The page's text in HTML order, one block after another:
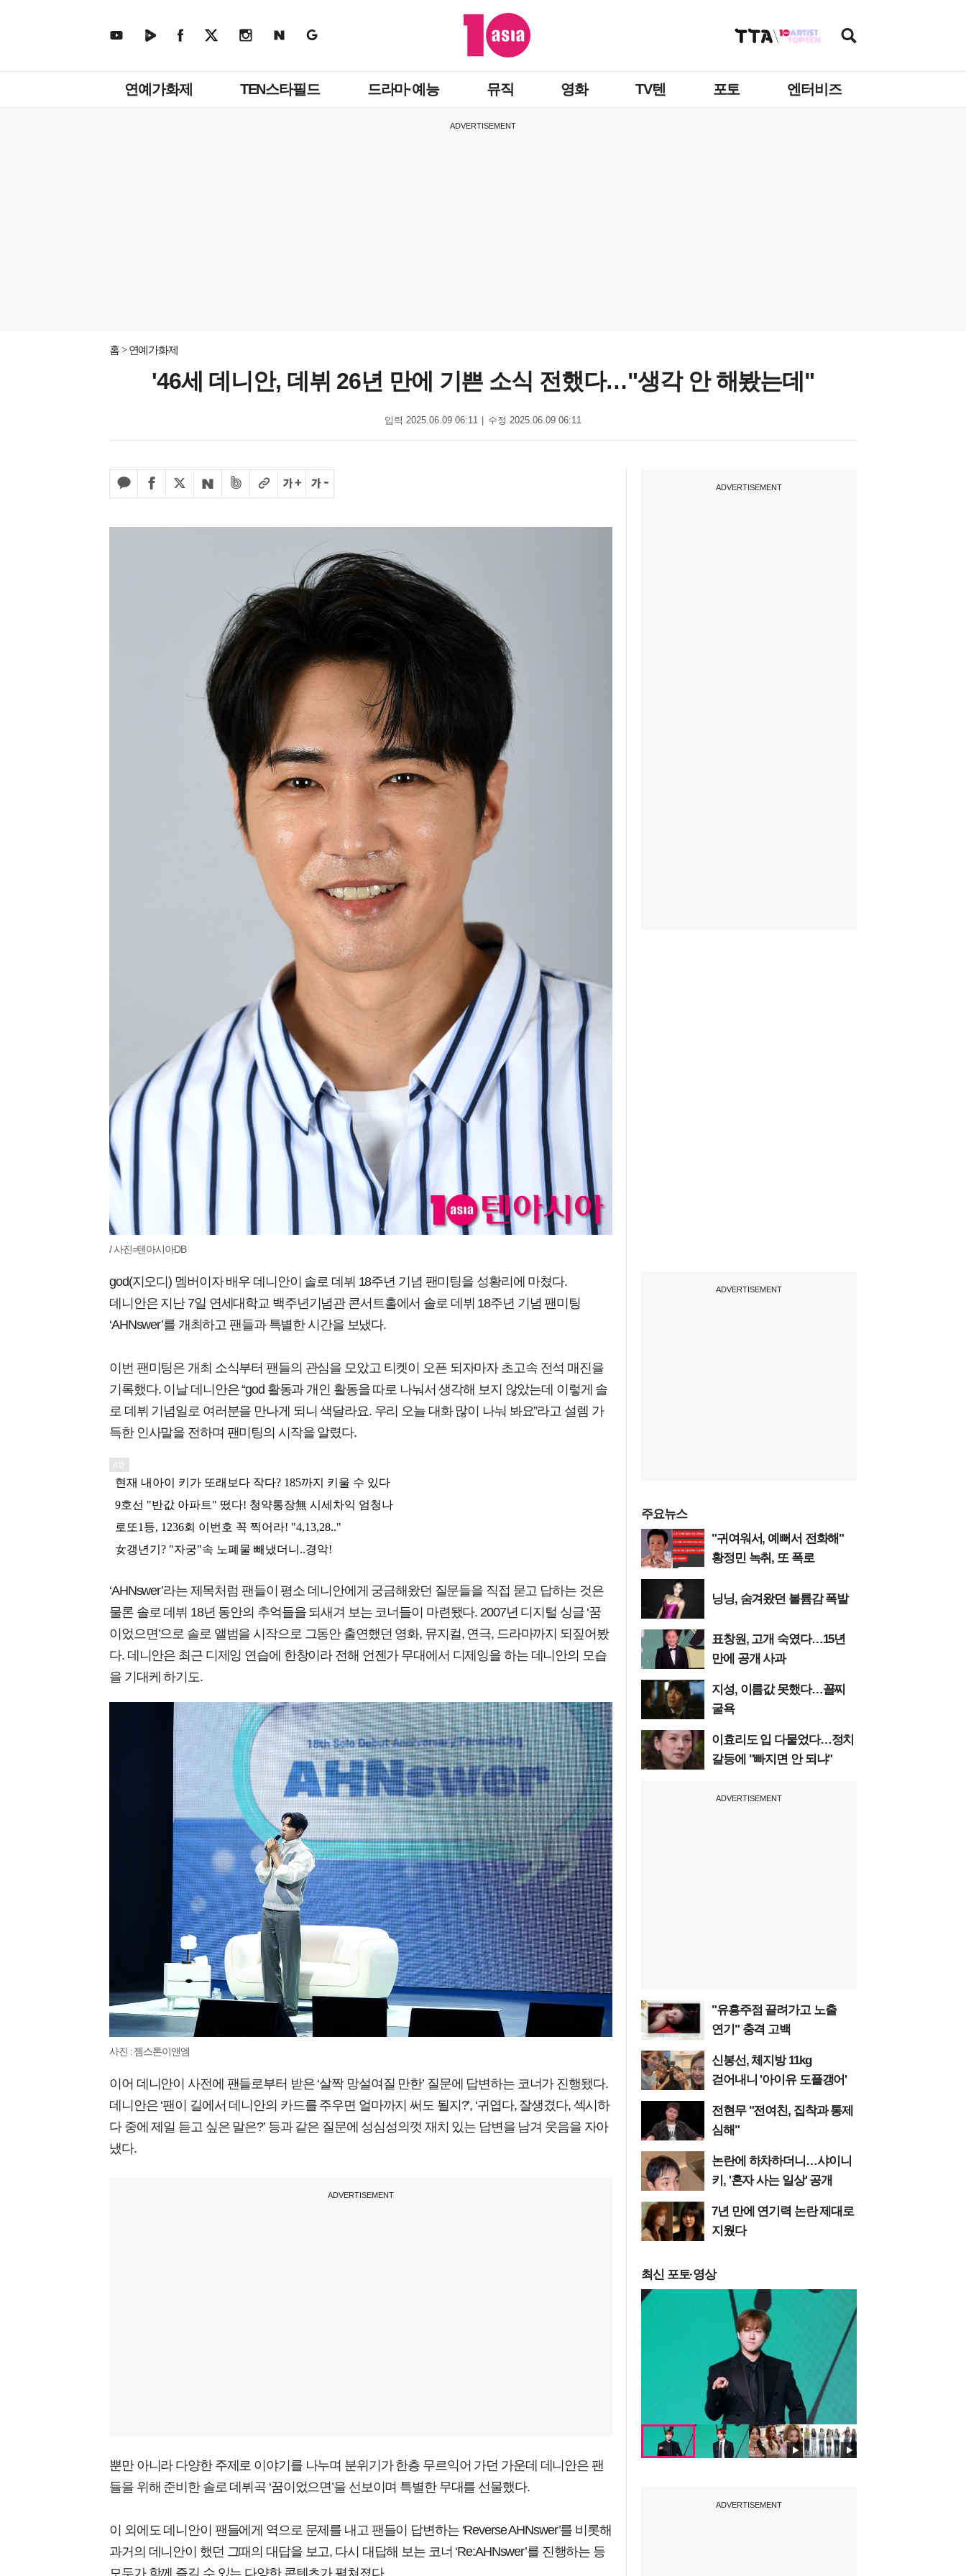
뉴
연예가화제 TEN스타필드 드라마·예능 뮤직 영화 TV텐 포토 엔터비즈
ADVERTISEMENT
홈 연예가화제
'46세 데니안, 데뷔 26년 만에 기쁜 소식 전했다…"생각 안 해봤는데"
입력 2025.06.09 06:11 수정 2025.06.09 06:11
/ 사진=텐아시아DB
god(지오디) 멤버이자 배우 데니안이 솔로 데뷔 18주년 기념 팬미팅을 성황리에 마쳤다.
데니안은 지난 7일 연세대학교 백주년기념관 콘서트홀에서 솔로 데뷔 18주년 기념 팬미팅
‘AHNswer’를 개최하고 팬들과 특별한 시간을 보냈다.
이번 팬미팅은 개최 소식부터 팬들의 관심을 모았고 티켓이 오픈 되자마자 초고속 전석 매진을
기록했다. 이날 데니안은 “god 활동과 개인 활동을 따로 나눠서 생각해 보지 않았는데 이렇게 솔
로 데뷔 기념일로 여러분을 만나게 되니 색달라요. 우리 오늘 대화 많이 나눠 봐요”라고 설렘 가
득한 인사말을 전하며 팬미팅의 시작을 알렸다.
‘AHNswer’라는 제목처럼 팬들이 평소 데니안에게 궁금해왔던 질문들을 직접 묻고 답하는 것은
물론 솔로 데뷔 18년 동안의 추억들을 되새겨 보는 코너들이 마련됐다. 2007년 디지털 싱글 ‘꿈
이었으면’으로 솔로 앨범을 시작으로 그동안 출연했던 영화, 뮤지컬, 연극, 드라마까지 되짚어봤
다. 데니안은 최근 디제잉 연습에 한창이라 전해 언젠가 무대에서 디제잉을 하는 데니안의 모습
을 기대케 하기도.
사진 : 젬스톤이앤엠
이어 데니안이 사전에 팬들로부터 받은 ‘살짝 망설여질 만한’ 질문에 답변하는 코너가 진행됐다.
데니안은 ‘팬이 길에서 데니안의 카드를 주우면 얼마까지 써도 될지?’, ‘귀엽다, 잘생겼다, 섹시하
다 중에 제일 듣고 싶은 말은?’ 등과 같은 질문에 성심성의껏 재치 있는 답변을 남겨 웃음을 자아
냈다.
ADVERTISEMENT
뿐만 아니라 다양한 주제로 이야기를 나누며 분위기가 한층 무르익어 가던 가운데 데니안은 팬
들을 위해 준비한 솔로 데뷔곡 ‘꿈이었으면’을 선보이며 특별한 무대를 선물했다.
이 외에도 데니안이 팬들에게 역으로 문제를 내고 팬들이 답변하는 ‘Reverse AHNswer’를 비롯해
과거의 데니안이 했던 그때의 대답을 보고, 다시 대답해 보는 코너 ‘Re:AHNswer’를 진행하는 등
모두가 함께 즐길 수 있는 다양한 콘텐츠가 펼쳐졌다.
ADVERTISEMENT
ADVERTISEMENT
주요뉴스
"귀여워서, 예뻐서 전화해"
황정민 녹취, 또 폭로
닝닝, 숨겨왔던 볼륨감 폭발
표창원, 고개 숙였다…15년
만에 공개 사과
지성, 이름값 못했다…꼴찌
굴욕
이효리도 입 다물었다…정치
갈등에 "빠지면 안 되냐"
ADVERTISEMENT
"유흥주점 끌려가고 노출
연기" 충격 고백
신봉선, 체지방 11kg
걷어내니 '아이유 도플갱어'
전현무 "전여친, 집착과 통제
심해"
논란에 하차하더니…샤이니
키, '혼자 사는 일상' 공개
7년 만에 연기력 논란 제대로
지웠다
최신 포토·영상
ADVERTISEMENT